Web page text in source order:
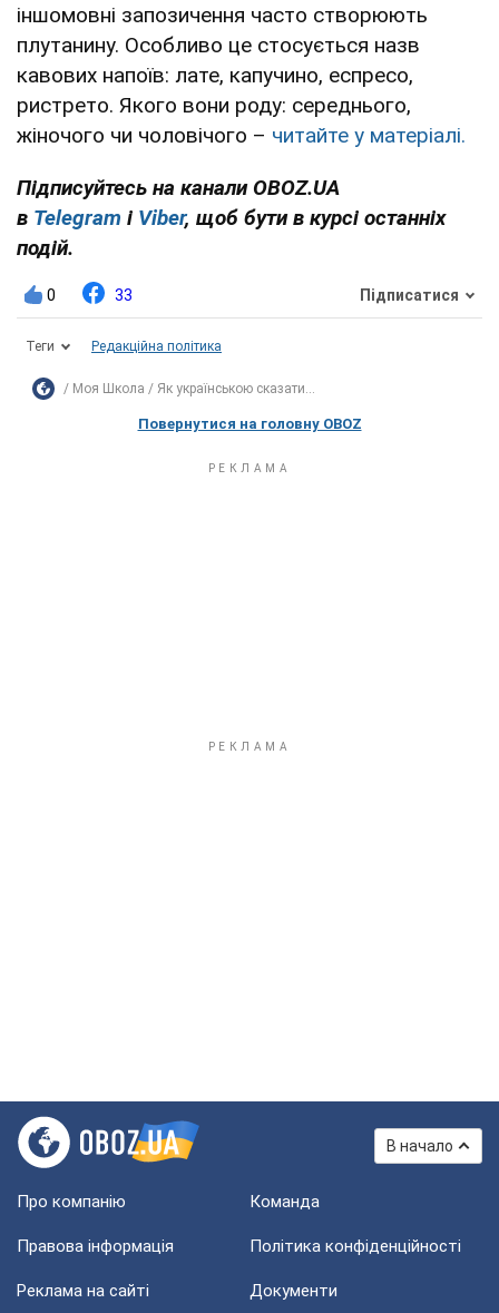
іншомовні запозичення часто створюють
плутанину. Особливо це стосується назв
кавових напоїв: лате, капучино, еспресо,
ристрето. Якого вони роду: середнього,
жіночого чи чоловічого – читайте у матеріалі.
Підписуйтесь на канали OBOZ.UA
в Telegram і Viber, щоб бути в курсі останніх
подій.
0 33 Підписатися
Теги Редакційна політика
Моя Школа Як українською сказати...
Повернутися на головну OBOZ
В начало
Про компанію Команда
Правова інформація Політика конфіденційності
Реклама на сайті Документи